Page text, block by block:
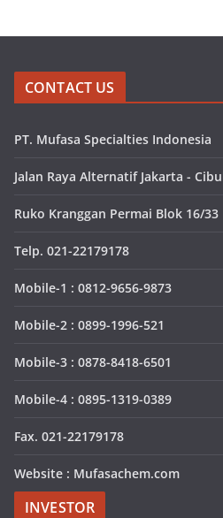
CONTACT US
PT. Mufasa Specialties Indonesia
Jalan Raya Alternatif Jakarta -
Ruko Kranggan Permai Blok 16/33
Telp. 021-22179178
Mobile-1 : 0812-9656-9873
Mobile-2 : 0899-1996-521
Mobile-3 : 0878-8418-6501
Mobile-4 : 0895-1319-0389
Fax. 021-22179178
Website : Mufasachem.com
INVESTOR